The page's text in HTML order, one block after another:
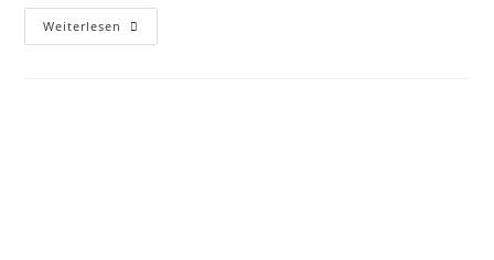
Weiterlesen